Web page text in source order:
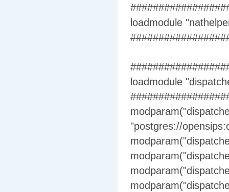
loadmodule
loadmodule
"postgres://